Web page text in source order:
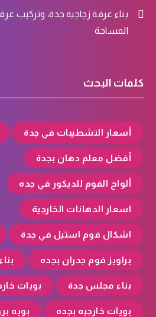
بناء غرفة زجاجية جدة، وتركيب
المساحة
كلمات البحث
أسعار التشطيبات في جدة
أفضل معلم دهان بجدة
ألواح الفوم للديكور في جده
اسعار الدهانات الخارجية
اشكال فوم استيل في جدة
براويز فوم جدران بجده
بناء مجلس جدة بويات
بويات خارجيه بجده بويه